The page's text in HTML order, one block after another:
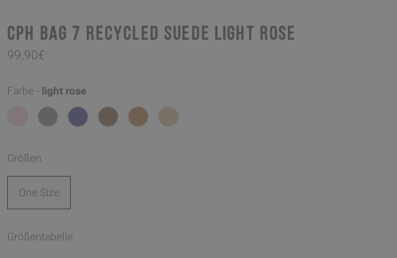
CPH BAG 7 recycled suede light rose
99,90€
Farbe - light rose
Größen
One Size
Größentabelle